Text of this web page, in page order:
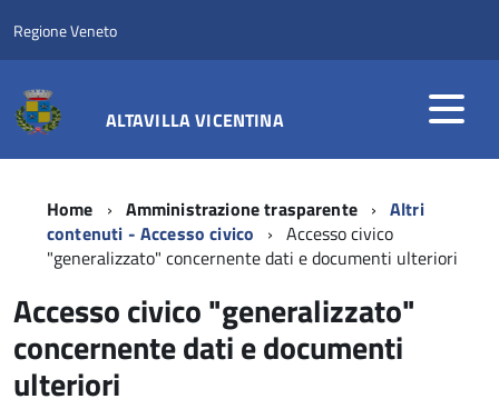
Regione Veneto
ALTAVILLA VICENTINA
Home Amministrazione trasparente
Altri
contenuti - Accesso civico
Accesso civico
"generalizzato" concernente dati e documenti ulteriori
Accesso civico "generalizzato"
concernente dati e documenti
ulteriori